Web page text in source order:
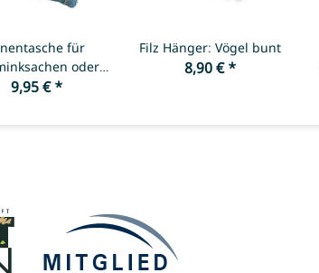
für
oder
Utensilien -
9,95 €*
Filz Hänger: Vögel bunt
8,90 €*